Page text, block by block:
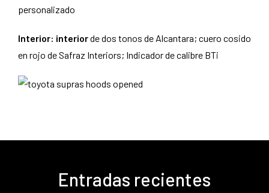
personalizado
Interior: interiorde dos tonos de Alcantara; cuero cosido
en rojo de Safraz Interiors; Indicador de calibre BTi
Entradas recientes